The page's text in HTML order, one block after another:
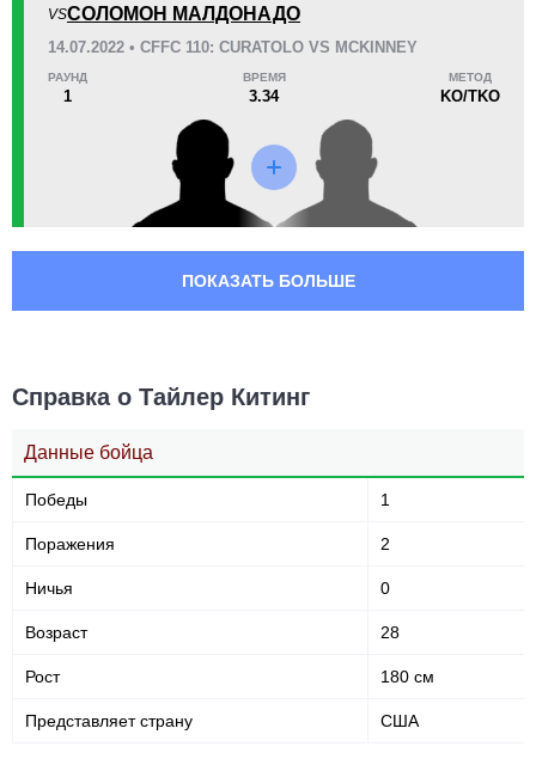
VSСОЛОМОН МАЛДОНАДО
14.07.2022 • CFFC 110: CURATOLO VS MCKINNEY
РАУНД
1
ВРЕМЯ
3.34
МЕТОД
KO/TKO
ПОКАЗАТЬ БОЛЬШЕ
Справка о Тайлер Китинг
Данные бойца
Победы 1
Поражения 2
Ничья 0
Возраст 28
Рост 180 см
Представляет страну США